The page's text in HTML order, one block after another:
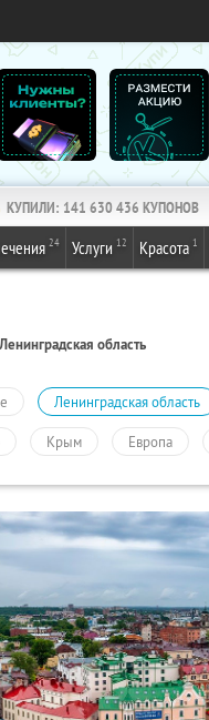
КУПИЛИ: 141 630 436 КУПОНОВ
24 Услуги 12 Красота 1
Ленинградская область
Ленинградская область
Крым Европа